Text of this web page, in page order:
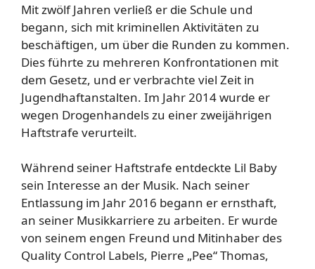
Mit zwölf Jahren verließ er die Schule und
begann, sich mit kriminellen Aktivitäten zu
beschäftigen, um über die Runden zu kommen.
Dies führte zu mehreren Konfrontationen mit
dem Gesetz, und er verbrachte viel Zeit in
Jugendhaftanstalten. Im Jahr 2014 wurde er
wegen Drogenhandels zu einer zweijährigen
Haftstrafe verurteilt.
Während seiner Haftstrafe entdeckte Lil Baby
sein Interesse an der Musik. Nach seiner
Entlassung im Jahr 2016 begann er ernsthaft,
an seiner Musikkarriere zu arbeiten. Er wurde
von seinem engen Freund und Mitinhaber des
Quality Control Labels, Pierre „Pee“ Thomas,